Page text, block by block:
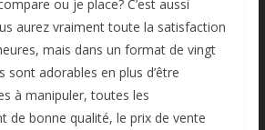
ou je place? C’est aussi
aurez vraiment toute la satisfaction
mais dans un format de vingt
sont adorables en plus d’être
à manipuler, toutes les
de bonne qualité, le prix de vente